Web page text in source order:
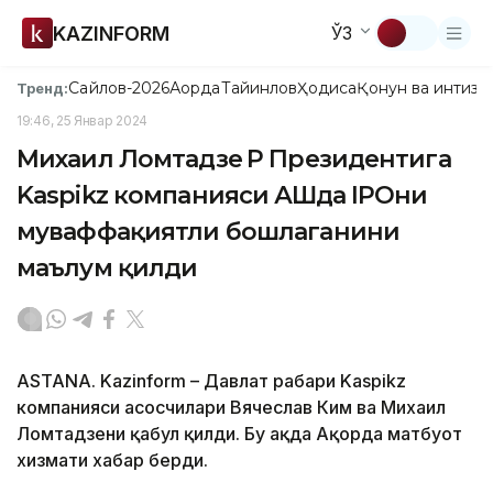
KAZINFORM ЎЗ
Тренд:Сайлов-2026АқордаТайинловҲодисаҚонун ва
19:46, 25 Январ 2024
Михаил Ломтадзе ҚР Президентига
Kaspikz компанияси АҚШда IPOни
муваффақиятли бошлаганини
маълум қилди
ASTANA. Kazinform – Давлат раҳбари Kaspikz
компанияси асосчилари Вячеслав Ким ва Михаил
Ломтадзени қабул қилди. Бу ҳақда Ақорда матбуот
хизмати хабар берди.